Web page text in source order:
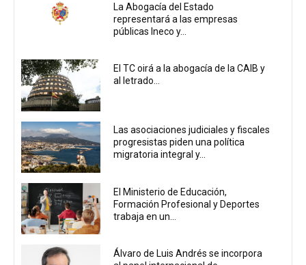
La Abogacía del Estado
representará a las empresas
públicas Ineco y...
El TC oirá a la abogacía de la CAIB y
al letrado...
Las asociaciones judiciales y fiscales
progresistas piden una política
migratoria integral y...
El Ministerio de Educación,
Formación Profesional y Deportes
trabaja en un...
Álvaro de Luis Andrés se incorpora